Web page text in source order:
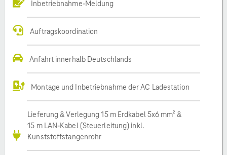
Inbetriebnahme-Meldung
Auftragskoordination
Anfahrt innerhalb Deutschlands
Montage und Inbetriebnahme der AC Ladestation
Lieferung & Verlegung 15 m Erdkabel 5x6 mm² &
15 m LAN-Kabel (Steuerleitung) inkl.
Kunststoffstangenrohr